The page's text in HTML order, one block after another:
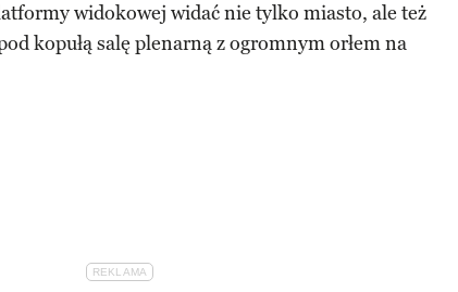
widokowej widać nie tylko miasto, ale też
kopułą salę plenarną z ogromnym orłem na